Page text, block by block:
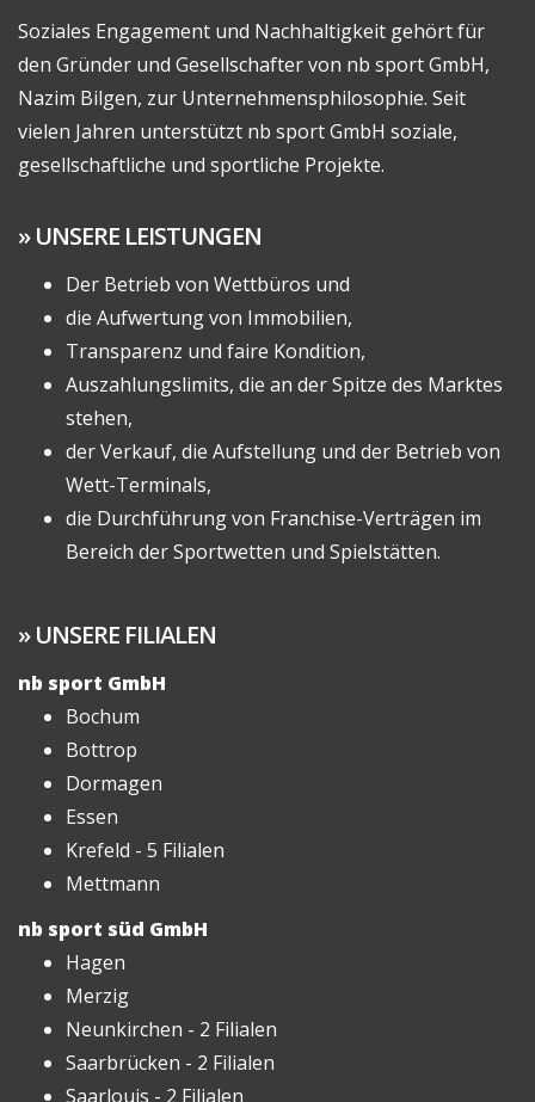
Soziales Engagement und Nachhaltigkeit gehört für
den Gründer und Gesellschafter von nb sport GmbH,
Nazim Bilgen, zur Unternehmensphilosophie. Seit
vielen Jahren unterstützt nb sport GmbH soziale,
gesellschaftliche und sportliche Projekte.
UNSERE LEISTUNGEN
Der Betrieb von Wettbüros und
die Aufwertung von Immobilien,
Transparenz und faire Kondition,
Auszahlungslimits, die an der Spitze des Marktes
stehen,
der Verkauf, die Aufstellung und der Betrieb von
Wett-Terminals,
die Durchführung von Franchise-Verträgen im
Bereich der Sportwetten und Spielstätten.
UNSERE FILIALEN
nb sport GmbH
Bochum
Bottrop
Dormagen
Essen
Krefeld - 5 Filialen
Mettmann
nb sport süd GmbH
Hagen
Merzig
Neunkirchen - 2 Filialen
Saarbrücken - 2 Filialen
Saarlouis - 2 Filialen